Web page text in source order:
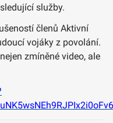
služby.
členů Aktivní
vojáky z povolání.
zmíněné video, ale